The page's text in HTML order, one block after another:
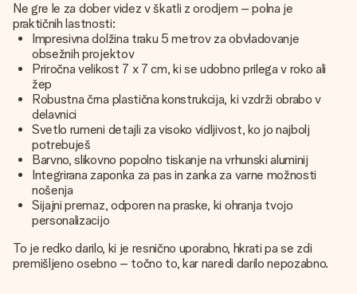
Ne gre le za dober videz v škatli z orodjem – polna je
praktičnih lastnosti:
Impresivna dolžina traku 5 metrov za obvladovanje
obsežnih projektov
Priročna velikost 7 x 7 cm, ki se udobno prilega v roko ali
žep
Robustna črna plastična konstrukcija, ki vzdrži obrabo v
delavnici
Svetlo rumeni detajli za visoko vidljivost, ko jo najbolj
potrebuješ
Barvno, slikovno popolno tiskanje na vrhunski aluminij
Integrirana zaponka za pas in zanka za varne možnosti
nošenja
Sijajni premaz, odporen na praske, ki ohranja tvojo
personalizacijo
To je redko darilo, ki je resnično uporabno, hkrati pa se zdi
premišljeno osebno – točno to, kar naredi darilo nepozabno.